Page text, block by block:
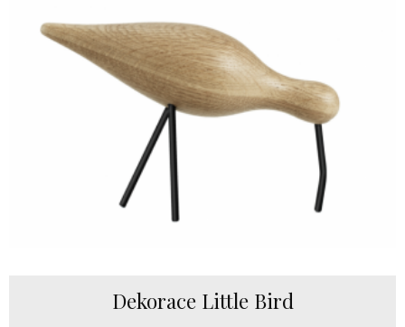
Dekorace Little Bird